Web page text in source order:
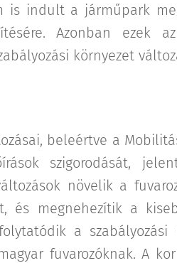
is indult a járműpark
Azonban ezek
környezet
beleértve a
szigorodását,
növelik a
és megnehezítik a
a szabályozási
fuvarozóknak. A